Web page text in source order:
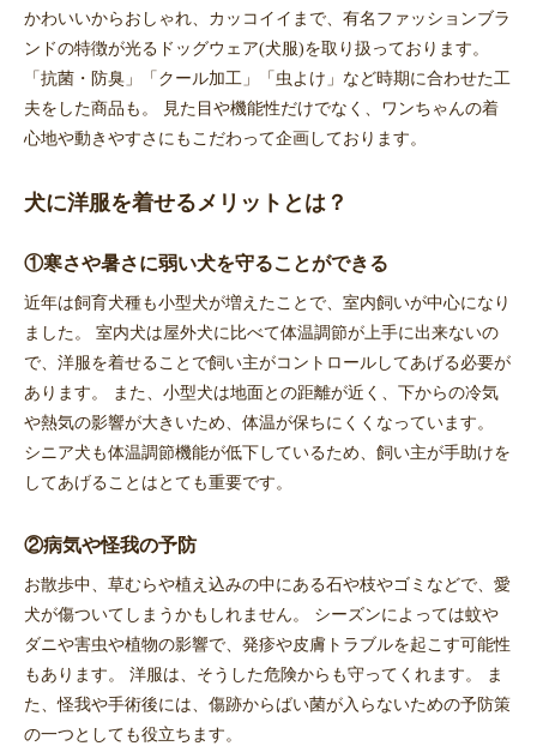
かわいいからおしゃれ、カッコイイまで、有名ファッションブラ
ンドの特徴が光るドッグウェア(犬服)を取り扱っております。
「抗菌・防臭」「クール加工」「虫よけ」など時期に合わせた工
夫をした商品も。 見た目や機能性だけでなく、ワンちゃんの着
心地や動きやすさにもこだわって企画しております。
犬に洋服を着せるメリットとは？
①寒さや暑さに弱い犬を守ることができる
近年は飼育犬種も小型犬が増えたことで、室内飼いが中心になり
ました。 室内犬は屋外犬に比べて体温調節が上手に出来ないの
で、洋服を着せることで飼い主がコントロールしてあげる必要が
あります。 また、小型犬は地面との距離が近く、下からの冷気
や熱気の影響が大きいため、体温が保ちにくくなっています。
シニア犬も体温調節機能が低下しているため、飼い主が手助けを
してあげることはとても重要です。
②病気や怪我の予防
お散歩中、草むらや植え込みの中にある石や枝やゴミなどで、愛
犬が傷ついてしまうかもしれません。 シーズンによっては蚊や
ダニや害虫や植物の影響で、発疹や皮膚トラブルを起こす可能性
もあります。 洋服は、そうした危険からも守ってくれます。 ま
た、怪我や手術後には、傷跡からばい菌が入らないための予防策
の一つとしても役立ちます。